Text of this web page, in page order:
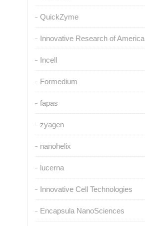
QuickZyme
Innovative Research of America
Incell
Formedium
fapas
zyagen
nanohelix
lucerna
Innovative Cell Technologies
Encapsula NanoSciences